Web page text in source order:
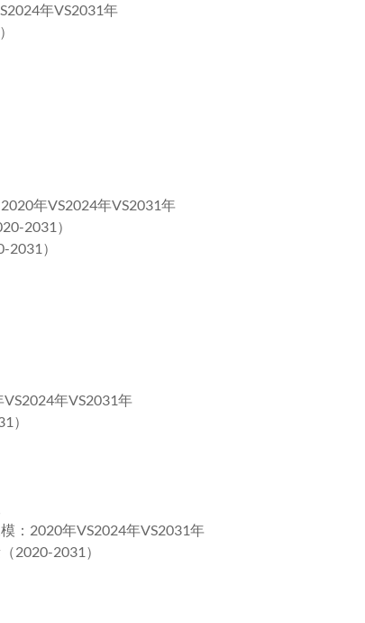
年VS2031年
年VS2024年VS2031年
2031）
）
年VS2031年
）
：2020年VS2024年VS2031年
2020-2031）